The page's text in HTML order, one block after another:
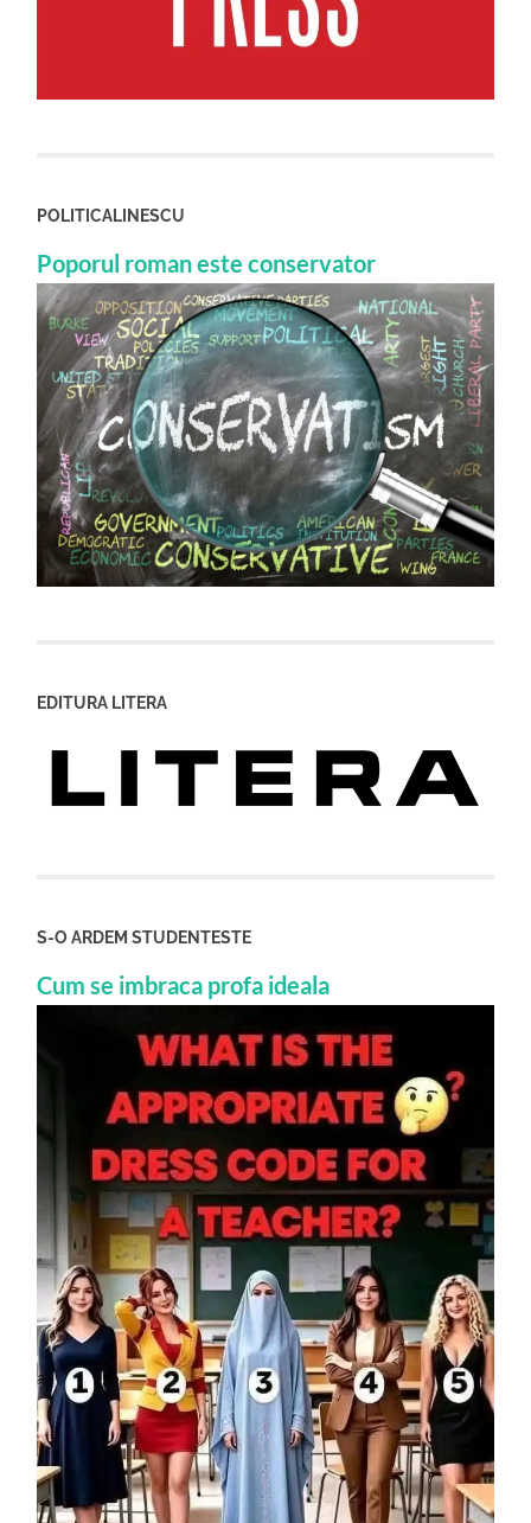
POLITICALINESCU
Poporul roman este conservator
EDITURA LITERA
S-O ARDEM STUDENTESTE
Cum se imbraca profa ideala